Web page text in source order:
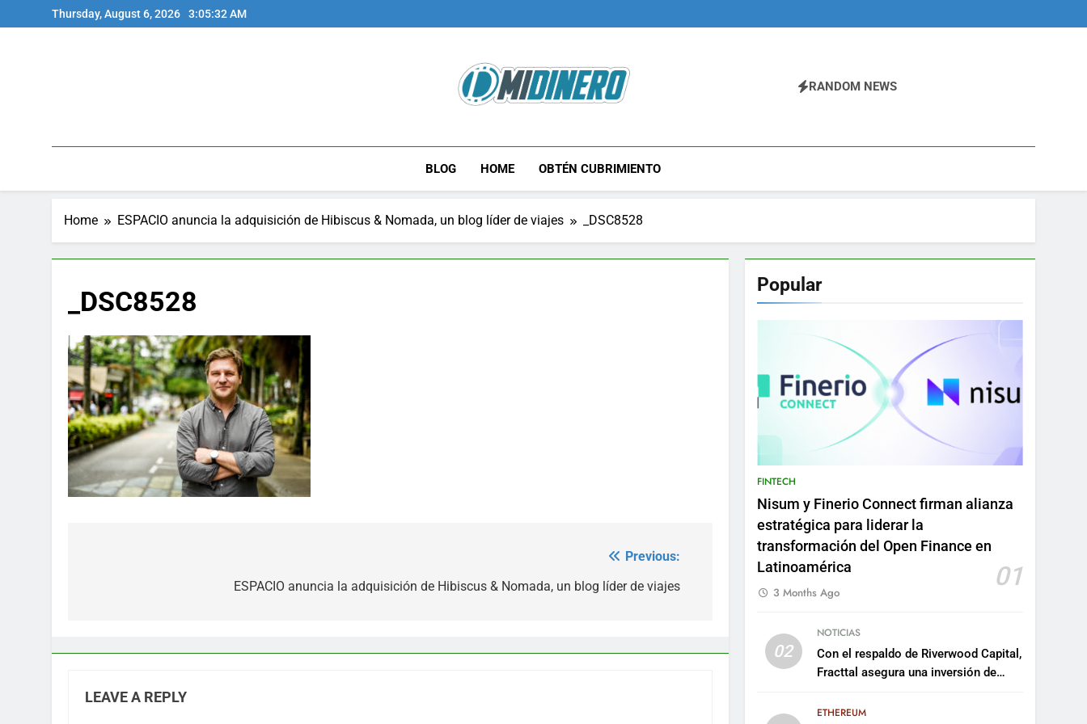
to
Thursday, August 6, 2026 3:05:32 AM
Midinero.co
RANDOM NEWS
BLOG HOME OBTÉN CUBRIMIENTO
Home ESPACIO anuncia la adquisición de Hibiscus & Nomada, un blog líder de viajes _DSC8528
_DSC8528
Previous:
ESPACIO anuncia la adquisición de Hibiscus & Nomada, un blog líder de viajes
LEAVE A REPLY
Popular
FINTECH
Nisum y Finerio Connect firman alianza
estratégica para liderar la
transformación del Open Finance en
Latinoamérica
01
3 Months Ago
02
NOTICIAS
Con el respaldo de Riverwood Capital,
Fracttal asegura una inversión de
plataforma
ETHEREUM